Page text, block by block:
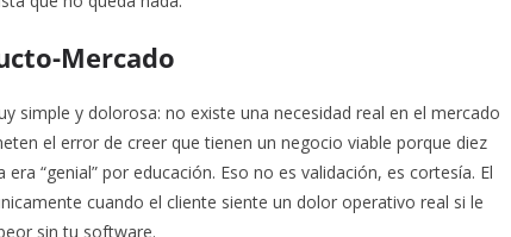
Mercado
simple y dolorosa: no existe una necesidad real en el mercado
el error de creer que tienen un negocio viable porque diez
“genial” por educación. Eso no es validación, es cortesía. El
cuando el cliente siente un dolor operativo real si le
sin tu software.